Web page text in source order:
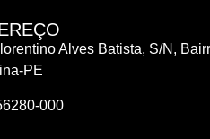
Alves Batista, S/N,
PE
000